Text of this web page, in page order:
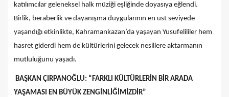
katılımcılar geleneksel halk müziği eşliğinde doyasıya eğlendi.
Birlik, beraberlik ve dayanışma duygularının en üst seviyede
yaşandığı etkinlikte, Kahramankazan’da yaşayan Yusufelililer hem
hasret giderdi hem de kültürlerini gelecek nesillere aktarmanın
mutluluğunu yaşadı.
BAŞKAN ÇIRPANOĞLU: “FARKLI KÜLTÜRLERİN BİR ARADA
YAŞAMASI EN BÜYÜK ZENGİNLİĞİMİZDİR”